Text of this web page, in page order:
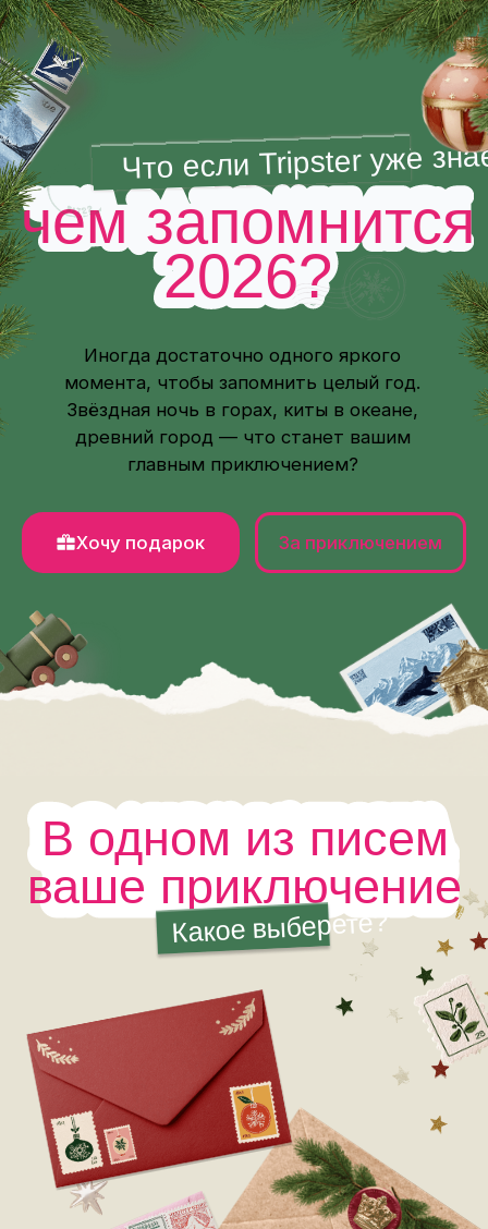
чем запомнится
2026?
Иногда достаточно одного яркого
момента, чтобы запомнить целый год.
Звёздная ночь в горах, киты в океане,
древний город — что станет вашим
За приключением
Хочу подарок
ваше приключение
Какое выберете?